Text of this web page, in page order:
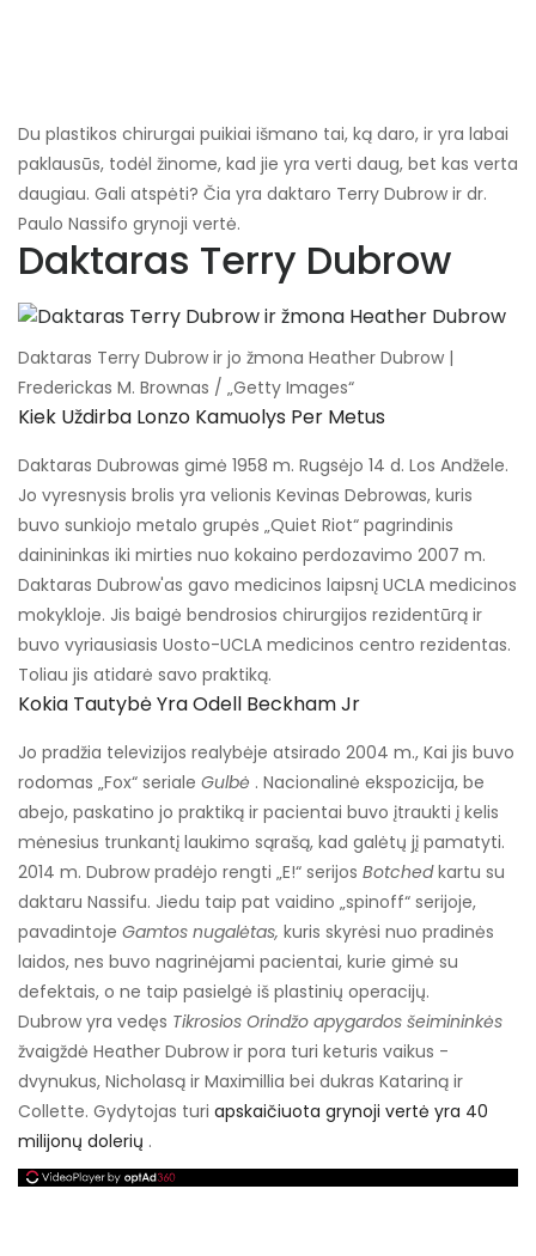
Du plastikos chirurgai puikiai išmano tai, ką daro, ir yra labai
paklausūs, todėl žinome, kad jie yra verti daug, bet kas verta
daugiau. Gali atspėti? Čia yra daktaro Terry Dubrow ir dr.
Paulo Nassifo grynoji vertė.
Daktaras Terry Dubrow
Daktaras Terry Dubrow ir jo žmona Heather Dubrow |
Frederickas M. Brownas / „Getty Images“
Kiek Uždirba Lonzo Kamuolys Per Metus
Daktaras Dubrowas gimė 1958 m. Rugsėjo 14 d. Los Andžele.
Jo vyresnysis brolis yra velionis Kevinas Debrowas, kuris
buvo sunkiojo metalo grupės „Quiet Riot“ pagrindinis
dainininkas iki mirties nuo kokaino perdozavimo 2007 m.
Daktaras Dubrow'as gavo medicinos laipsnį UCLA medicinos
mokykloje. Jis baigė bendrosios chirurgijos rezidentūrą ir
buvo vyriausiasis Uosto-UCLA medicinos centro rezidentas.
Toliau jis atidarė savo praktiką.
Kokia Tautybė Yra Odell Beckham Jr
Jo pradžia televizijos realybėje atsirado 2004 m., Kai jis buvo
rodomas „Fox“ seriale Gulbė . Nacionalinė ekspozicija, be
abejo, paskatino jo praktiką ir pacientai buvo įtraukti į kelis
mėnesius trunkantį laukimo sąrašą, kad galėtų jį pamatyti.
2014 m. Dubrow pradėjo rengti „E!“ serijos Botchedkartu su
daktaru Nassifu. Jiedu taip pat vaidino „spinoff“ serijoje,
pavadintoje Gamtos nugalėtas, kuris skyrėsi nuo pradinės
laidos, nes buvo nagrinėjami pacientai, kurie gimė su
defektais, o ne taip pasielgė iš plastinių operacijų.
Dubrow yra vedęs Tikrosios Orindžo apygardos šeimininkės
žvaigždė Heather Dubrow ir pora turi keturis vaikus -
dvynukus, Nicholasą ir Maximillia bei dukras Katariną ir
Collette. Gydytojas turi apskaičiuota grynoji vertė yra 40
milijonų dolerių .